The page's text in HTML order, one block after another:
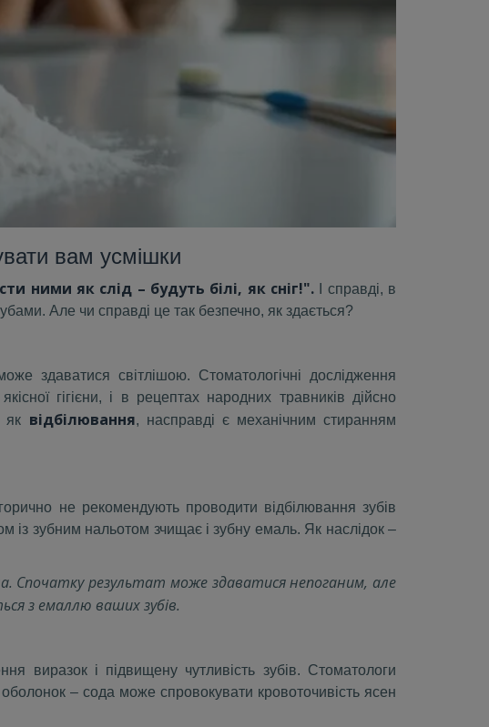
вам усмішки
ними як слід – будуть білі, як сніг!". І справді, в
Але чи справді це так безпечно, як здається?
здаватися світлішою. Стоматологічні дослідження
гігієни, і в рецептах народних травників дійсно
як відбілювання, насправді є механічним стиранням
не рекомендують проводити відбілювання зубів
із зубним нальотом зчищає і зубну емаль. Як наслідок –
Спочатку результат може здаватися непоганим, але
з емаллю ваших зубів.
виразок і підвищену чутливість зубів. Стоматологи
– сода може спровокувати кровоточивість ясен